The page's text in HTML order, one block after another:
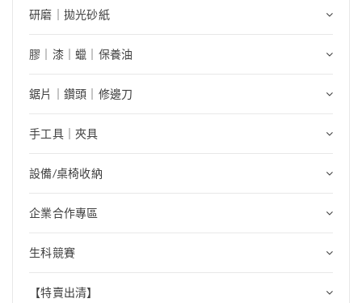
研磨｜拋光砂紙
膠｜漆｜蠟｜保養油
鋸片｜鑽頭｜修邊刀
手工具｜夾具
設備/桌椅收納
企業合作專區
生科競賽
【特賣出清】